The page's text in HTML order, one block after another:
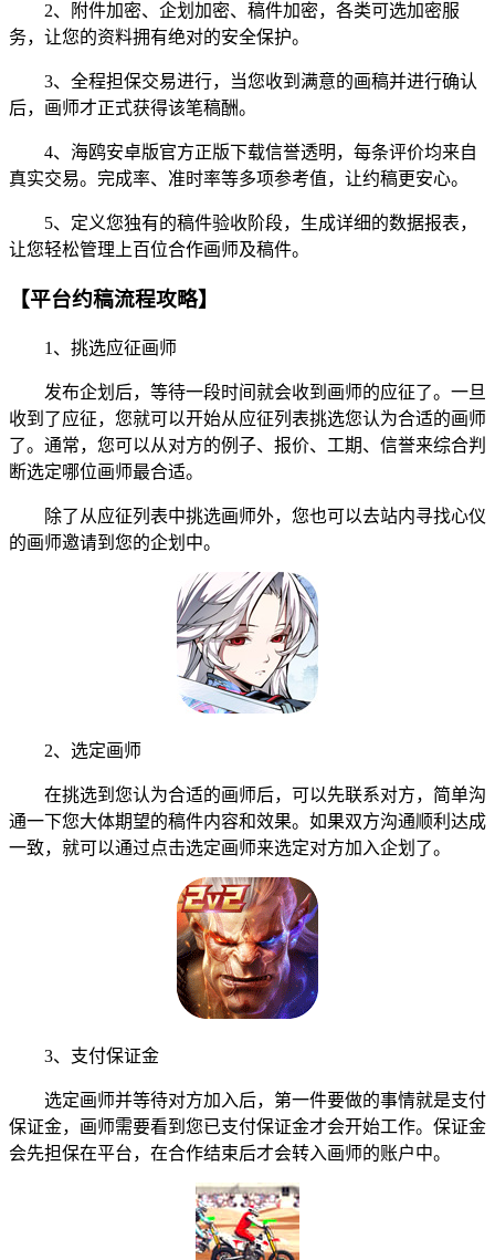
2、附件加密、企划加密、稿件加密，各类可选加密服
务，让您的资料拥有绝对的安全保护。
3、全程担保交易进行，当您收到满意的画稿并进行确认
后，画师才正式获得该笔稿酬。
4、海鸥安卓版官方正版下载信誉透明，每条评价均来自
真实交易。完成率、准时率等多项参考值，让约稿更安心。
5、定义您独有的稿件验收阶段，生成详细的数据报表，
让您轻松管理上百位合作画师及稿件。
【平台约稿流程攻略】
1、挑选应征画师
发布企划后，等待一段时间就会收到画师的应征了。一旦
收到了应征，您就可以开始从应征列表挑选您认为合适的画师
了。通常，您可以从对方的例子、报价、工期、信誉来综合判
断选定哪位画师最合适。
除了从应征列表中挑选画师外，您也可以去站内寻找心仪
的画师邀请到您的企划中。
2、选定画师
在挑选到您认为合适的画师后，可以先联系对方，简单沟
通一下您大体期望的稿件内容和效果。如果双方沟通顺利达成
一致，就可以通过点击选定画师来选定对方加入企划了。
3、支付保证金
选定画师并等待对方加入后，第一件要做的事情就是支付
保证金，画师需要看到您已支付保证金才会开始工作。保证金
会先担保在平台，在合作结束后才会转入画师的账户中。